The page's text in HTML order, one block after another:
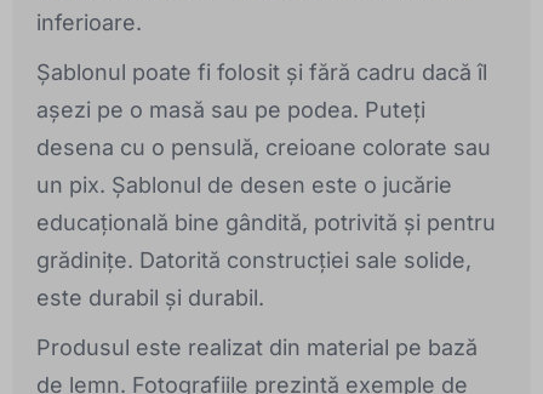
inferioare.
Șablonul poate fi folosit și fără cadru dacă îl
așezi pe o masă sau pe podea. Puteți
desena cu o pensulă, creioane colorate sau
un pix. Șablonul de desen este o jucărie
educațională bine gândită, potrivită și pentru
grădinițe. Datorită construcției sale solide,
este durabil și durabil.
Produsul este realizat din material pe bază
de lemn. Fotografiile prezintă exemple de